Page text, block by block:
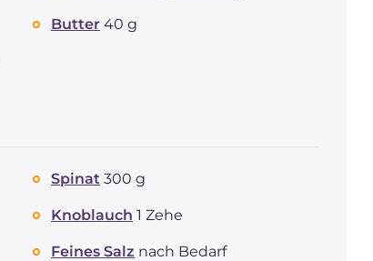
Butter 40 g
Spinat 300 g
Knoblauch 1 Zehe
Feines Salz nach Bedarf